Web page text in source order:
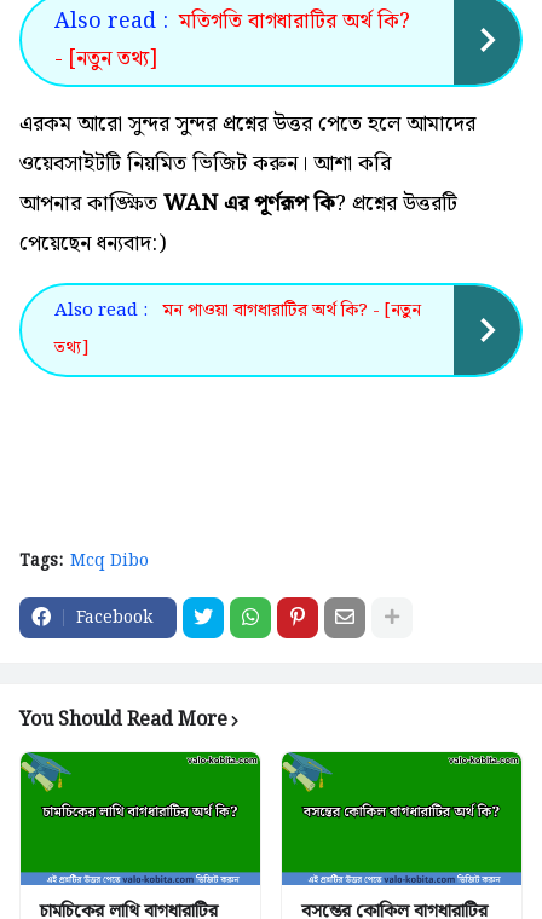
Also read : মতিগতি বাগধারাটির অর্থ কি?
- [নতুন তথ্য]
এরকম আরো সুন্দর সুন্দর প্রশ্নের উত্তর পেতে হলে আমাদের
ওয়েবসাইটটি নিয়মিত ভিজিট করুন। আশা করি
আপনার কাঙ্ক্ষিতWAN এর পূর্ণরূপ কি? প্রশ্নের উত্তরটি
পেয়েছেন ধন্যবাদ:)
Also read : মন পাওয়া বাগধারাটির অর্থ কি? - [নতুন
তথ্য]
Tags: Mcq Dibo
Facebook
You Should Read More
চামচিকের লাথি বাগধারাটির বসন্তের কোকিল বাগধারাটির